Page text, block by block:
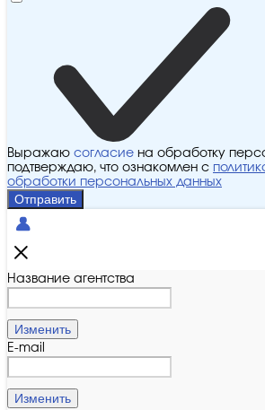
Выражаю согласие на обработку
подтверждаю, что ознакомлен с
обработки персональных данных
Отправить
Название агентства
Изменить
E-mail
Изменить